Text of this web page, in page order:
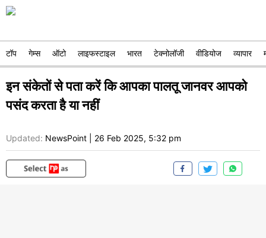
टॉप गेम्स ऑटो लाइफस्टाइल भारत टेक्नोलॉजी वीडियोज व्यापार
इन संकेतों से पता करें कि आपका पालतू जानवर आपको
पसंद करता है या नहीं
Updated: NewsPoint 26 Feb 2025, 5:32 pm